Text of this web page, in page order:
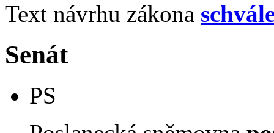
Text návrhu zákona
Senát
PS